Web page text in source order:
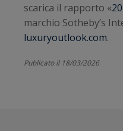
scarica il rapporto «
marchio Sotheby’s
luxuryoutlook.com.
Publicato il 18/03/2026